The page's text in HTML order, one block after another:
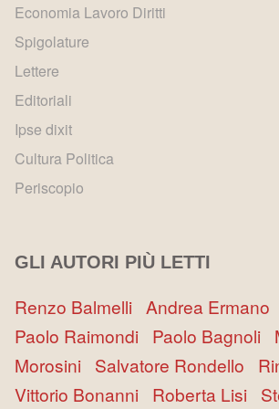
Economia Lavoro Diritti
Spigolature
Lettere
Editoriali
Ipse dixit
Cultura Politica
Periscopio
GLI AUTORI PIÙ LETTI
Renzo Balmelli Andrea Ermano
Paolo Raimondi Paolo Bagnoli
Morosini Salvatore Rondello
Vittorio Bonanni Roberta Lisi